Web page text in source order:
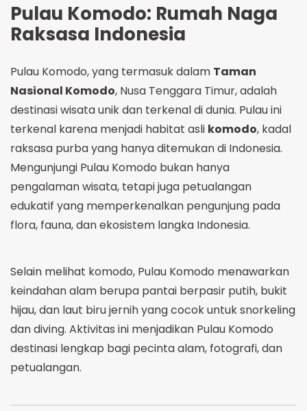
Pulau Komodo: Rumah Naga
Raksasa Indonesia
Pulau Komodo, yang termasuk dalam Taman
Nasional Komodo, Nusa Tenggara Timur, adalah
destinasi wisata unik dan terkenal di dunia. Pulau ini
terkenal karena menjadi habitat asli komodo, kadal
raksasa purba yang hanya ditemukan di Indonesia.
Mengunjungi Pulau Komodo bukan hanya
pengalaman wisata, tetapi juga petualangan
edukatif yang memperkenalkan pengunjung pada
flora, fauna, dan ekosistem langka Indonesia.
Selain melihat komodo, Pulau Komodo menawarkan
keindahan alam berupa pantai berpasir putih, bukit
hijau, dan laut biru jernih yang cocok untuk snorkeling
dan diving. Aktivitas ini menjadikan Pulau Komodo
destinasi lengkap bagi pecinta alam, fotografi, dan
petualangan.